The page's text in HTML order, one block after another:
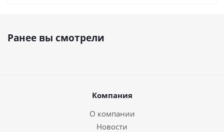
Ранее вы смотрели
Компания
О компании
Новости